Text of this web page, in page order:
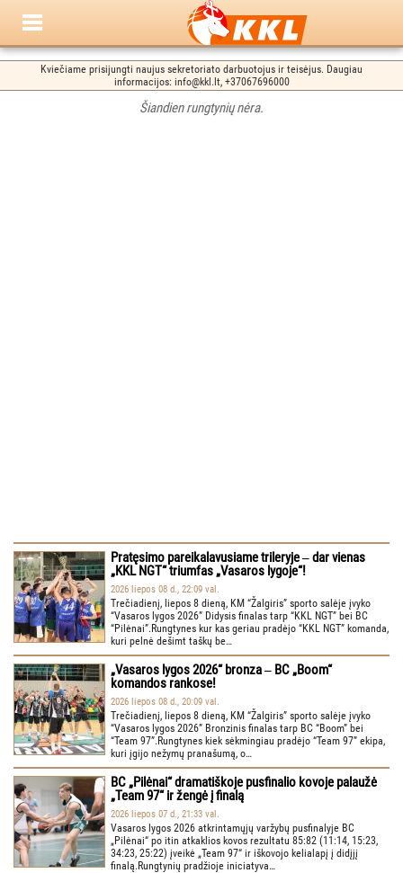
Kviečiame prisijungti naujus sekretoriato darbuotojus ir teisėjus. Daugiau
informacijos: info@kkl.lt, +37067696000
Šiandien rungtynių nėra.
Pratęsimo pareikalavusiame trileryje ‒ dar vienas
„KKL NGT“ triumfas „Vasaros lygoje“!
2026 liepos 08 d., 22:09 val.
Trečiadienį, liepos 8 dieną, KM “Žalgiris” sporto salėje įvyko
“Vasaros lygos 2026” Didysis finalas tarp “KKL NGT” bei BC
“Pilėnai”.Rungtynes kur kas geriau pradėjo “KKL NGT” komanda,
kuri pelnė dešimt taškų be…
„Vasaros lygos 2026“ bronza ‒ BC „Boom“
komandos rankose!
2026 liepos 08 d., 20:09 val.
Trečiadienį, liepos 8 dieną, KM “Žalgiris” sporto salėje įvyko
“Vasaros lygos 2026” Bronzinis finalas tarp BC “Boom” bei
“Team 97”.Rungtynes kiek sėkmingiau pradėjo “Team 97” ekipa,
kuri įgijo nežymų pranašumą, o…
BC „Pilėnai“ dramatiškoje pusfinalio kovoje palaužė
„Team 97“ ir žengė į finalą
2026 liepos 07 d., 21:33 val.
Vasaros lygos 2026 atkrintamųjų varžybų pusfinalyje BC
„Pilėnai“ po itin atkaklios kovos rezultatu 85:82 (11:14, 15:23,
34:23, 25:22) įveikė „Team 97“ ir iškovojo kelialapį į didįjį
finalą.Rungtynių pradžioje iniciatyva…